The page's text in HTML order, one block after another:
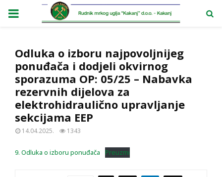
PRIMARY
Odluka o izboru najpovoljnijeg
ponuđača i dodjeli okvirnog
sporazuma OP: 05/25 – Nabavka
rezervnih dijelova za
elektrohidraulično upravljanje
sekcijama EEP
14.04.2025. 1343
9. Odluka o izboru ponuđača Preuzmi